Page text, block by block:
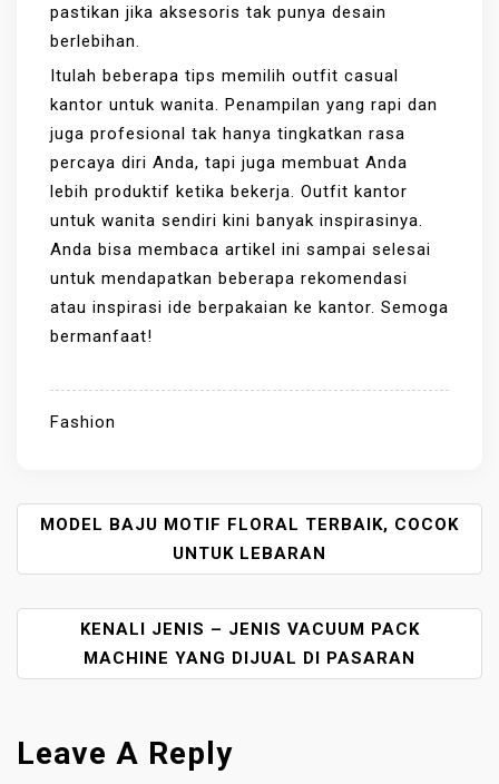
pastikan jika aksesoris tak punya desain
berlebihan.
Itulah beberapa tips memilih outfit casual
kantor untuk wanita. Penampilan yang rapi dan
juga profesional tak hanya tingkatkan rasa
percaya diri Anda, tapi juga membuat Anda
lebih produktif ketika bekerja. Outfit kantor
untuk wanita sendiri kini banyak inspirasinya.
Anda bisa membaca artikel ini sampai selesai
untuk mendapatkan beberapa rekomendasi
atau inspirasi ide berpakaian ke kantor. Semoga
bermanfaat!
Fashion
P
S
T
V
G
A
MODEL BAJU MOTIF FLORAL TERBAIK, COCOK
UNTUK LEBARAN
KENALI JENIS – JENIS VACUUM PACK
MACHINE YANG DIJUAL DI PASARAN
Leave A Reply